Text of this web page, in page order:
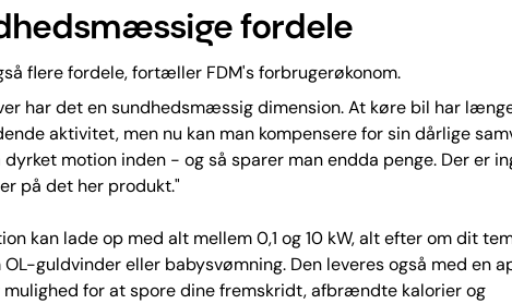
fordele
flere fordele, fortæller FDM's forbrugerøkonom.
har det en sundhedsmæssig dimension. At køre bil har
aktivitet, men nu kan man kompensere for sin dårlige
motion inden - og så sparer man endda penge. Der er
på det her produkt."
kan lade op med alt mellem 0,1 og 10 kW, alt efter om dit
OL-guldvinder eller babysvømning. Den leveres også med en
mulighed for at spore dine fremskridt, afbrændte kalorier og